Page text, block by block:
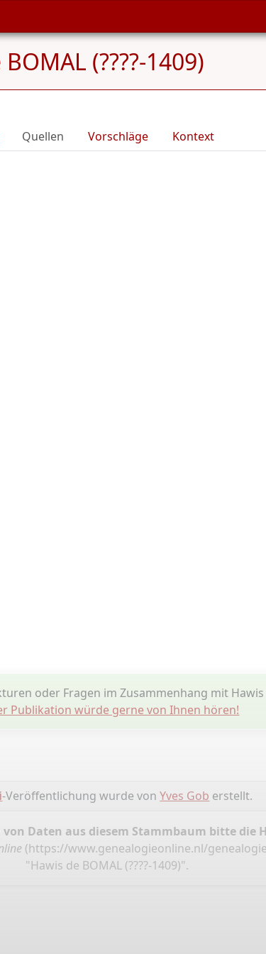
(????-1409)
Quellen Vorschläge Kontext
oder Fragen im Zusammenhang mit Hawis
Publikation würde gerne von Ihnen hören!
-Veröffentlichung wurde vonYves Gob erstellt.
von Daten aus diesem Stammbaum bitte die
(https://www.genealogieonline.nl/
"Hawis de BOMAL (????-1409)".